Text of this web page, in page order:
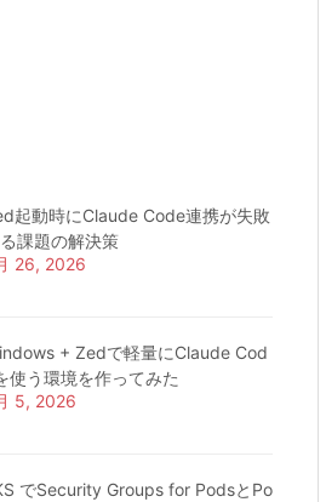
起動時にClaude Code連携が失敗
課題の解決策
26, 2026
+ Zedで軽量にClaude Cod
使う環境を作ってみた
5, 2026
でSecurity Groups for PodsとPo